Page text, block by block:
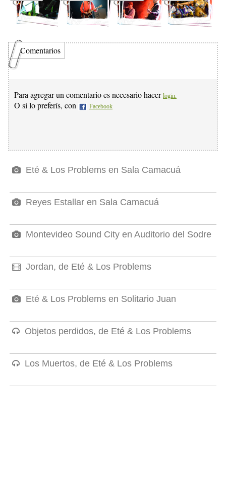
Comentarios
Para agregar un comentario es necesario hacer login.
O si lo preferís, con Facebook
Eté & Los Problems en Sala Camacuá
Reyes Estallar en Sala Camacuá
Montevideo Sound City en Auditorio del Sodre
Jordan, de Eté & Los Problems
Eté & Los Problems en Solitario Juan
Objetos perdidos, de Eté & Los Problems
Los Muertos, de Eté & Los Problems